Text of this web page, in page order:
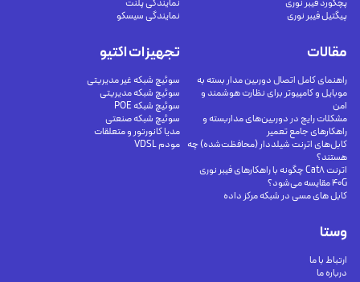
وستا
ارتباط با ما
درباره ما
پچکورد فیبر نوری
پیگتیل فیبر نوری
تجهیزات اکتیو
سوئیچ شبکه غیر مدیریتی
سوئیچ شبکه مدیریتی
سوئیچ شبکه POE
سوئیچ شبکه صنعتی
مدیا کانورتور و متعلقات
مودم VDSL
نمایندگی پلنت
نمایندگی سیسکو
مقالات
راهنمای کامل اتصال دوربین مدار بسته به
موبایل و کامپیوتر برای نظارت هوشمند و
امن
مشکلات رایج در دوربین‌های مداربسته و
راهکارهای جامع تعمیر
کابل‌های اترنت شیلددار (محافظت‌شده) چه
هستند؟
اترنت Cat8 چگونه با راهکارهای فیبر نوری
40G مقایسه می‌شود؟
کابل های مسی در شبکه مرکز داده